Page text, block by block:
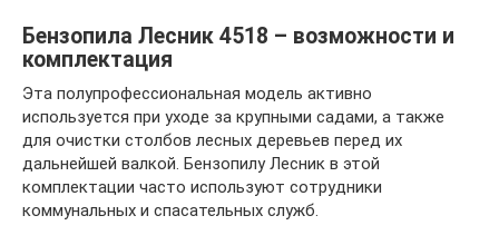
Бензопила Лесник 4518 – возможности и
комплектация
Эта полупрофессиональная модель активно
используется при уходе за крупными садами, а также
для очистки столбов лесных деревьев перед их
дальнейшей валкой. Бензопилу Лесник в этой
комплектации часто используют сотрудники
коммунальных и спасательных служб.